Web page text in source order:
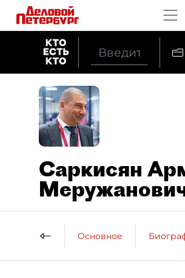
Саркисян
Основное